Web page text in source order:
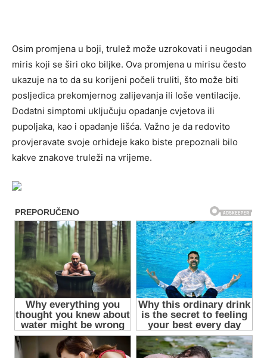
Osim promjena u boji, trulež može uzrokovati i neugodan
miris koji se širi oko biljke. Ova promjena u mirisu često
ukazuje na to da su korijeni počeli truliti, što može biti
posljedica prekomjernog zalijevanja ili loše ventilacije.
Dodatni simptomi uključuju opadanje cvjetova ili
pupoljaka, kao i opadanje lišća. Važno je da redovito
provjeravate svoje orhideje kako biste prepoznali bilo
kakve znakove truleži na vrijeme.